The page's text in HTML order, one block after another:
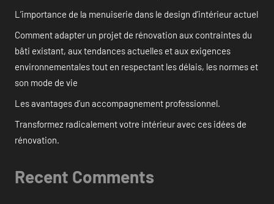
L’importance de la menuiserie dans le design d’intérieur actuel
Comment adapter un projet de rénovation aux contraintes du
bâti existant, aux tendances actuelles et aux exigences
environnementales tout en respectant les délais, les normes et
son mode de vie
Les avantages d’un accompagnement professionnel.
Transformez radicalement votre intérieur avec ces idées de
rénovation.
Recent Comments